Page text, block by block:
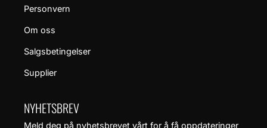
Personvern
Om oss
Salgsbetingelser
Supplier
NYHETSBREV
Meld deg på nyhetsbrevet vårt for å få oppdateringer